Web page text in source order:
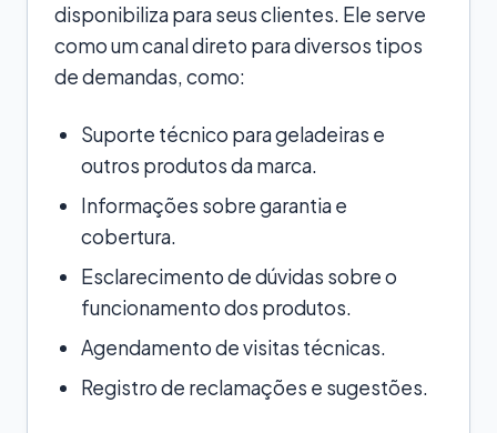
disponibiliza para seus clientes. Ele serve
como um canal direto para diversos tipos
de demandas, como:
Suporte técnico para geladeiras e
outros produtos da marca.
Informações sobre garantia e
cobertura.
Esclarecimento de dúvidas sobre o
funcionamento dos produtos.
Agendamento de visitas técnicas.
Registro de reclamações e sugestões.